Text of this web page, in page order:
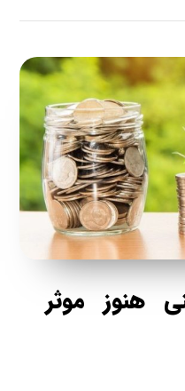
هنوز موثر